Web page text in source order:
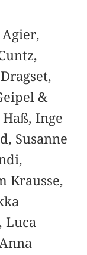
&
Inge
Susanne
Krausse,
Luca